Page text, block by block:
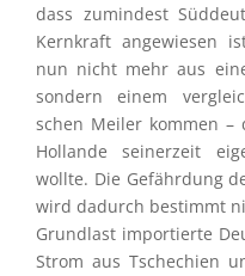
dass zumin­dest
Kernkraft angewie­sen
nun nicht mehr aus
sondern einem
schen Meiler kommen –
Hollande seiner­zeit
wollte. Die Gefähr­dung
wird dadurch bestimmt
Grund­last impor­tierte
Strom aus Tsche­chien